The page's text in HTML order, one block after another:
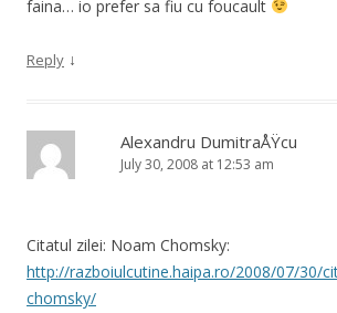
faina… io prefer sa fiu cu foucault
Reply ↓
Alexandru DumitraÅŸcu
July 30, 2008 at 12:53 am
Citatul zilei: Noam Chomsky:
http://razboiulcutine.haipa.ro/2008/07/30/
chomsky/